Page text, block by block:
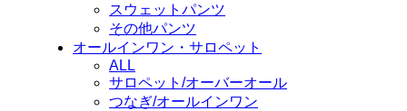
スウェットパンツ
その他パンツ
オールインワン・サロペット
ALL
サロペット/オーバーオール
つなぎ/オールインワン